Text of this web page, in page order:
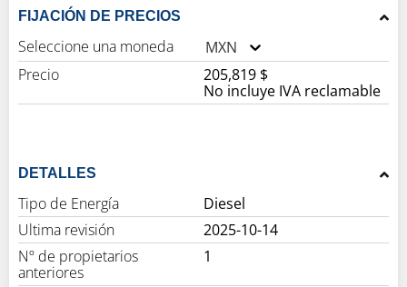
FIJACIÓN DE PRECIOS
Seleccione una moneda
MXN
Precio
205,819 $
No incluye IVA reclamable
DETALLES
Tipo de Energía
Diesel
Ultima revisión
2025-10-14
Nº de propietarios
anteriores
1